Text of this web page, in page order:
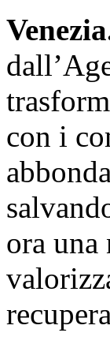
con i
ora una